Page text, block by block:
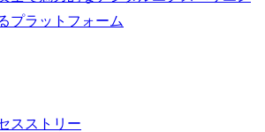
プラットフォーム
スストリー